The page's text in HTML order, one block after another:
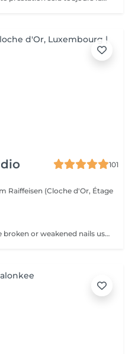
101
Raiffeisen (Cloche d'Or, Étage
Targeted repair of one or more broken or weakened nails using gel. Add-on service to a gel treatment.